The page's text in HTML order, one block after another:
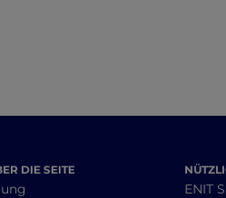
DIE SEITE
ENIT